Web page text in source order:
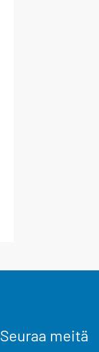
Seuraa meitä